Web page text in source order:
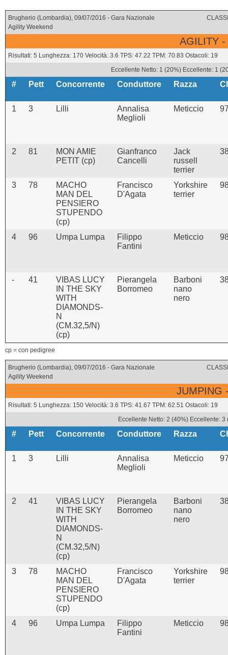
Brugherio (Lombardia), 09/07/2016 - Gara Nazionale
Agility Weekend
AGILITY -
Risultati: 5 Lunghezza: 170 Velocità: 3.6 TPS: 47.22 TPM: 70.83 Ostacoli: 19
Eccellente Netto: 1 (20%) Eccellente: 1
# Pett Concorrente Conduttore Razza
1 3 Lilli
Annalisa
Meglioli
Meticcio
2 81
MON AMIE
PETIT (cp)
Gianfranco
Cancelli
Jack
russell
terrier
3 78
MACHO
MAN DEL
PENSIERO
STUPENDO
(cp)
Francisco
D'Agata
Yorkshire
terrier
4 96 Umpa Lumpa
Filippo
Fantini
Meticcio
- 41
VIBAS LUCY
IN THE SKY
WITH
DIAMONDS-
N
(CM.32,5/N)
(cp)
Pierangela
Borromeo
Barboni
nano
nero
cp = con pedigree
Brugherio (Lombardia), 09/07/2016 - Gara Nazionale
Agility Weekend
JUMPING
Risultati: 5 Lunghezza: 150 Velocità: 3.6 TPS: 41.67 TPM: 62.51 Ostacoli: 19
Eccellente Netto: 2 (40%) Eccellente:
# Pett Concorrente Conduttore Razza
1 3 Lilli
Annalisa
Meglioli
Meticcio
2 41
VIBAS LUCY
IN THE SKY
WITH
DIAMONDS-
N
(CM.32,5/N)
(cp)
Pierangela
Borromeo
Barboni
nano
nero
3 78
MACHO
MAN DEL
PENSIERO
STUPENDO
(cp)
Francisco
D'Agata
Yorkshire
terrier
4 96 Umpa Lumpa
Filippo
Fantini
Meticcio